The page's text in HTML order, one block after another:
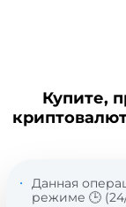
Купите,
Данная
режиме 🕒